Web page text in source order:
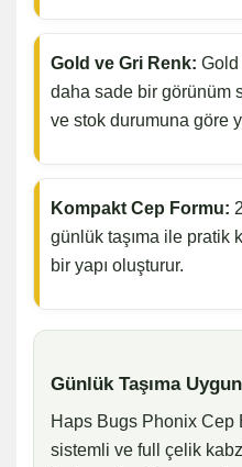
Gold ve Gri Renk:
daha sade bir görünüm
ve stok durumuna göre
Kompakt Cep Formu:
günlük taşıma ile pratik
bir yapı oluşturur.
Günlük Taşıma
Haps Bugs Phonix Cep
sistemli ve full çelik